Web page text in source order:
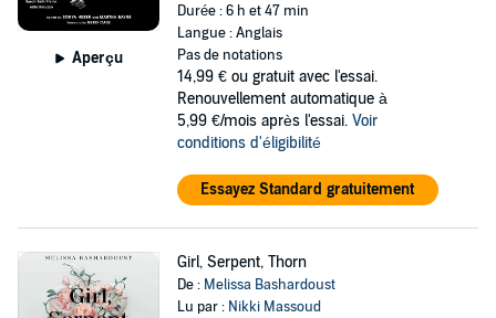
Aperçu
Durée : 6 h et 47 min
Langue : Anglais
Pas de notations
14,99 € ou gratuit avec l'essai.
Renouvellement automatique à
5,99 €/mois après l'essai. Voir
conditions d'éligibilité
Essayez Standard gratuitement
Girl, Serpent, Thorn
De : Melissa Bashardoust
Lu par : Nikki Massoud